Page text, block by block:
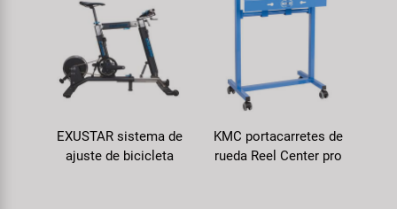
EXUSTAR sistema de
ajuste de bicicleta
KMC portacarretes de
rueda Reel Center pro